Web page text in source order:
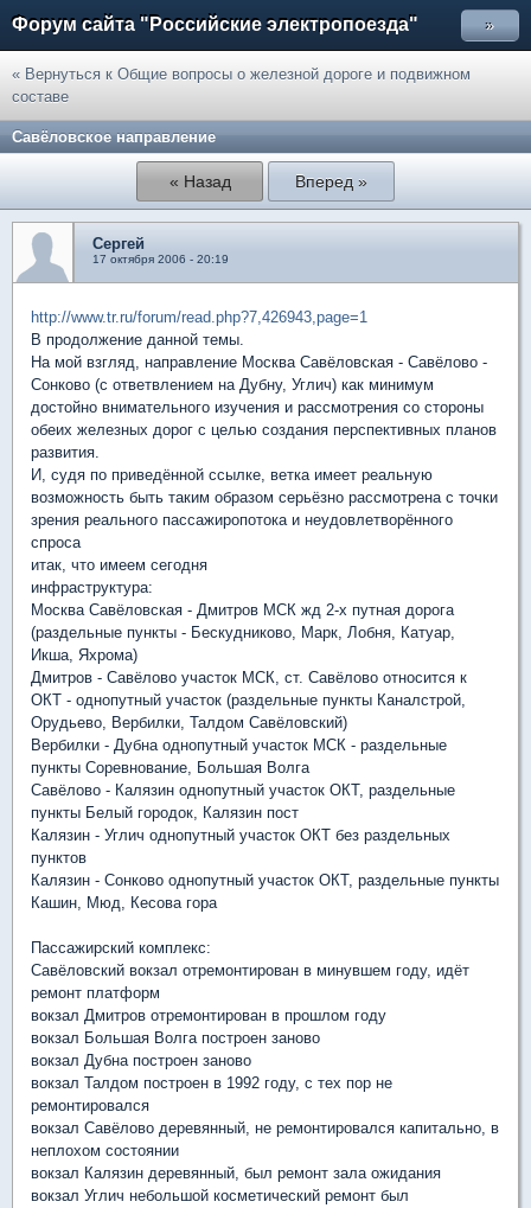
Форум сайта "Российские электропоезда" »
« Вернуться к Общие вопросы о железной дороге и подвижном
составе
Савёловское направление
« Назад Вперед »
Сергей
17 октября 2006 - 20:19
http://www.tr.ru/forum/read.php?7,426943,page=1
В продолжение данной темы.
На мой взгляд, направление Москва Савёловская - Савёлово -
Сонково (с ответвлением на Дубну, Углич) как минимум
достойно внимательного изучения и рассмотрения со стороны
обеих железных дорог с целью создания перспективных планов
развития.
И, судя по приведённой ссылке, ветка имеет реальную
возможность быть таким образом серьёзно рассмотрена с точки
зрения реального пассажиропотока и неудовлетворённого
спроса
итак, что имеем сегодня
инфраструктура:
Москва Савёловская - Дмитров МСК жд 2-х путная дорога
(раздельные пункты - Бескудниково, Марк, Лобня, Катуар,
Икша, Яхрома)
Дмитров - Савёлово участок МСК, ст. Савёлово относится к
ОКТ - однопутный участок (раздельные пункты Каналстрой,
Орудьево, Вербилки, Талдом Савёловский)
Вербилки - Дубна однопутный участок МСК - раздельные
пункты Соревнование, Большая Волга
Савёлово - Калязин однопутный участок ОКТ, раздельные
пункты Белый городок, Калязин пост
Калязин - Углич однопутный участок ОКТ без раздельных
пунктов
Калязин - Сонково однопутный участок ОКТ, раздельные пункты
Кашин, Мюд, Кесова гора
Пассажирский комплекс:
Савёловский вокзал отремонтирован в минувшем году, идёт
ремонт платформ
вокзал Дмитров отремонтирован в прошлом году
вокзал Большая Волга построен заново
вокзал Дубна построен заново
вокзал Талдом построен в 1992 году, с тех пор не
ремонтировался
вокзал Савёлово деревянный, не ремонтировался капитально, в
неплохом состоянии
вокзал Калязин деревянный, был ремонт зала ожидания
вокзал Углич небольшой косметический ремонт был